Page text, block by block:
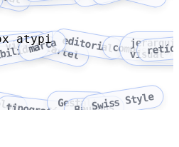
visualmarcacarteleditorialcomposición
visual
tipografíaGestalt
Bauhaus
Swiss Style
atypi